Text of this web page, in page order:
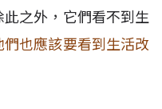
之外，它們看不到生
也應該要看到生活改